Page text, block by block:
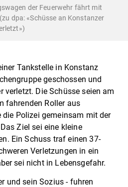
der Feuerwehr fährt mit
dpa: «Schüsse an Konstanzer
Tankstelle in Konstanz
geschossen und
verletzt. Die Schüsse seien am
fahrenden Roller aus
die Polizei gemeinsam mit der
Ziel sei eine kleine
Ein Schuss traf einen 37-
Verletzungen in ein
sei nicht in Lebensgefahr.
und sein Sozius - fuhren